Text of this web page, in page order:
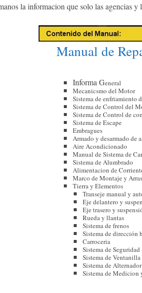
la informacion que solo las agencias
Manual de
Informa General
Mecanicsmo del Motor
Sistema de enfriamiento
Sistema de Control del
Sistema de Control de
Sistema de Escape
Embragues
Armado y desarmado de
Aire Acondicionado
Manual de Sistema de
Sistema de Alumbrado
Alimentacion de
Marco de Montaje y
Tierra y Elementos
Transeje manual y
Eje delantero y
Eje trasero y
Rueda y llantas
Sistema de frenos
Sistema de dirección
Carroceria
Sistema de Seguridad
Sistema de
Sistema de
Sistema de Medicion